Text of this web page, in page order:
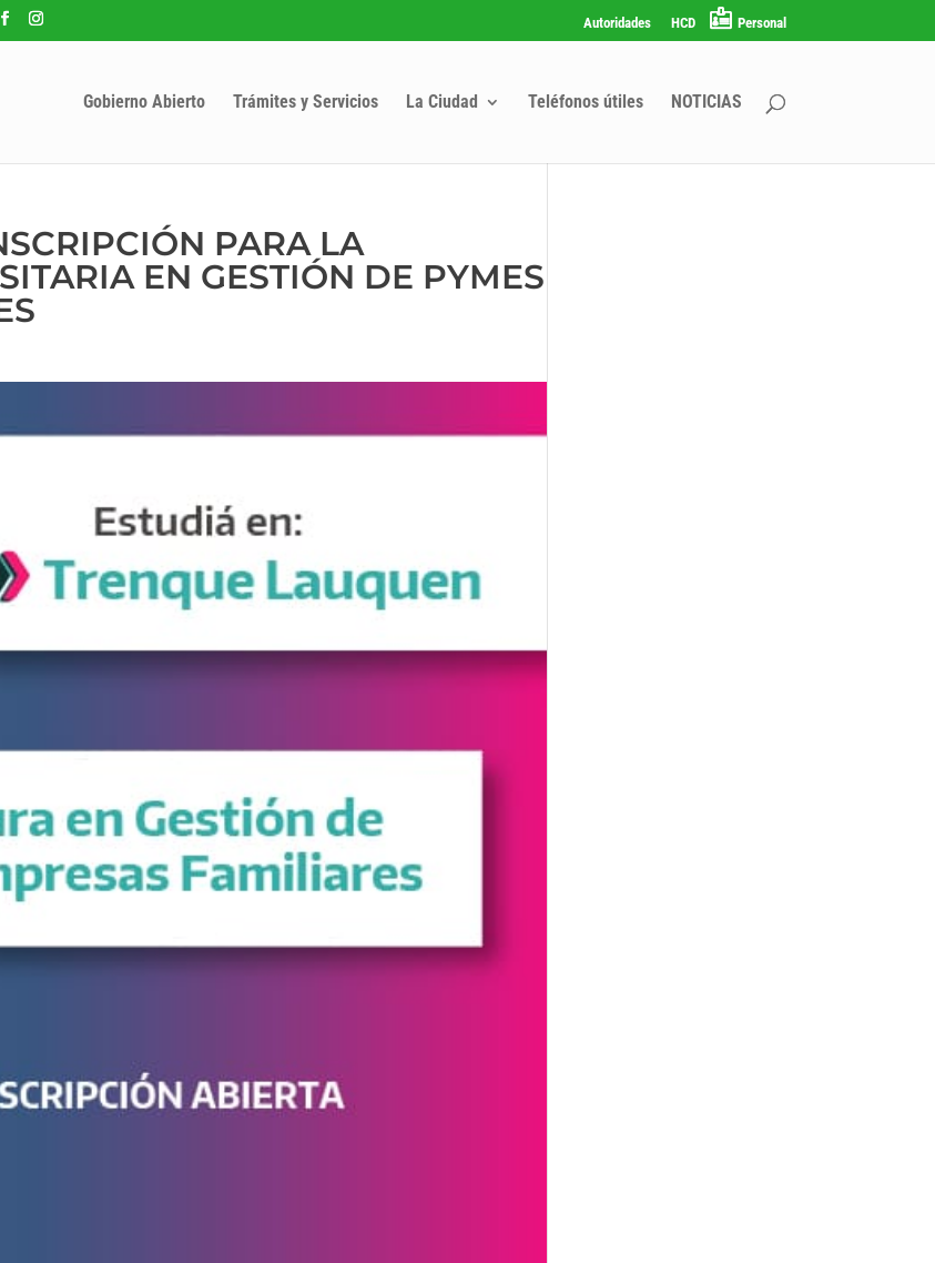
Autoridades HCD Personal
Gobierno Abierto Trámites y Servicios La Ciudad Teléfonos útiles NOTICIAS
PARA LA
EN GESTIÓN DE PYMES